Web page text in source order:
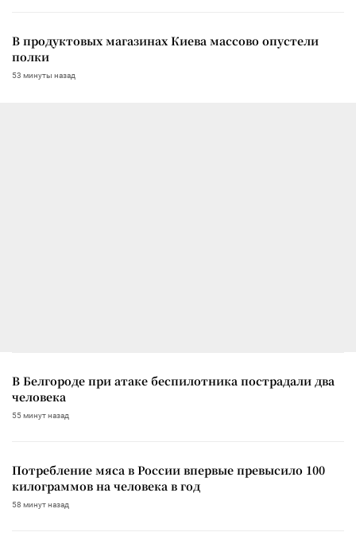
В продуктовых магазинах Киева массово опустели
полки
53 минуты назад
В Белгороде при атаке беспилотника пострадали два
человека
55 минут назад
Потребление мяса в России впервые превысило 100
килограммов на человека в год
58 минут назад